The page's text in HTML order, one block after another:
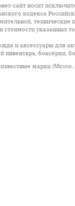
сайт носит
кодекса
технические
указанных
и аксессуары для
боксёрки,
марки (Mizuno,